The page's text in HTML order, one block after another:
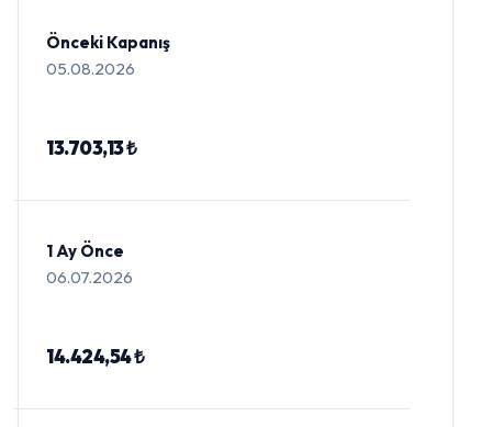
Önceki Kapanış
05.08.2026
13.703,13 ₺
1 Ay Önce
06.07.2026
14.424,54 ₺